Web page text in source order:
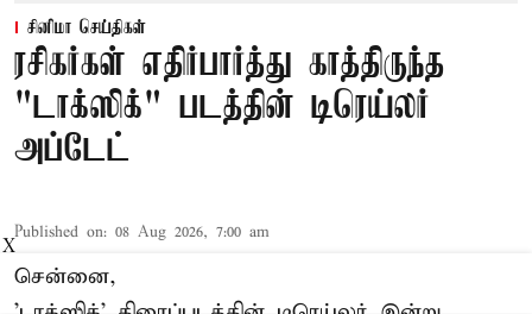
சினிமா செய்திகள்
ரசிகர்கள் எதிர்பார்த்து காத்திருந்த
"டாக்ஸிக்" படத்தின் டிரெய்லர்
அப்டேட்
Published on: 08 Aug 2026, 7:00 am
சென்னை,
X